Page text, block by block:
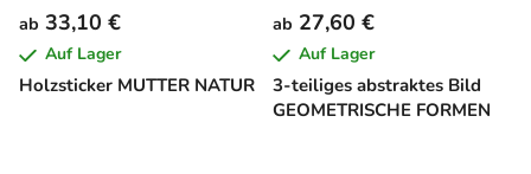
Holzsticker MUTTER NATUR
ab 33,10 €
Auf Lager
3-teiliges abstraktes Bild
GEOMETRISCHE FORMEN
ab 27,60 €
Auf Lager